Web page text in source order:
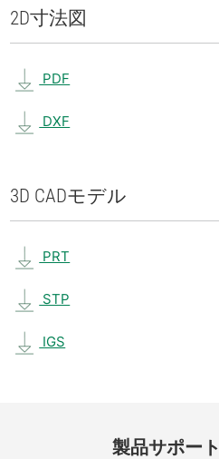
2D寸法図
PDF
DXF
3D CADモデル
PRT
STP
IGS
製品サポート